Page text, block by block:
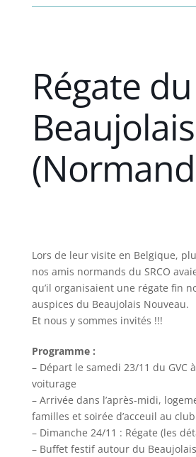
Régate du
Beaujolais
Lors de leur visite en Belgique,
nos amis normands du SRCO
qu’il organisaient une régate fin
auspices du Beaujolais Nouveau.
Et nous y sommes invités !!!
Programme :
– Départ le samedi 23/11 du GVC
voiturage
– Arrivée dans l’après-midi,
familles et soirée d’acceuil au
– Dimanche 24/11 : Régate (les
– Buffet festif autour du Beaujolais